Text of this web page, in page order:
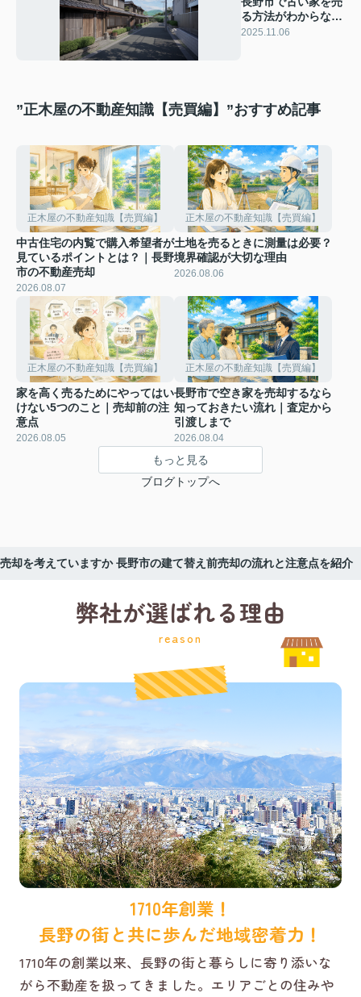
る方法がわからない
方へ！売却の流れや
2025.11.06
”正木屋の不動産知識【売買編】”おすすめ記事
正木屋の不動産知識【売買編】
中古住宅の内覧で購入希望者が
見ているポイントとは？｜長野
市の不動産売却
2026.08.07
正木屋の不動産知識【売買編】
土地を売るときに測量は必要？
境界確認が大切な理由
2026.08.06
正木屋の不動産知識【売買編】
家を高く売るためにやってはい
けない5つのこと｜売却前の注
意点
2026.08.05
正木屋の不動産知識【売買編】
長野市で空き家を売却するなら
知っておきたい流れ｜査定から
引渡しまで
2026.08.04
もっと見る
ブログトップへ
却を考えていますか 長野市の建て替え前売却の流れと注意点を紹介
弊社が選ばれる理由
reason
1710年創業！
長野の街と共に歩んだ地域密着力！
1710年の創業以来、長野の街と暮らしに寄り添いな
がら不動産を扱ってきました。エリアごとの住みや